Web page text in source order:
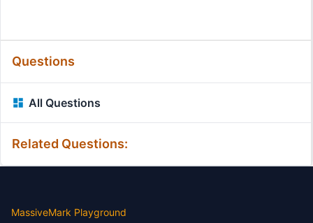
Questions
All Questions
Related Questions:
MassiveMark Playground